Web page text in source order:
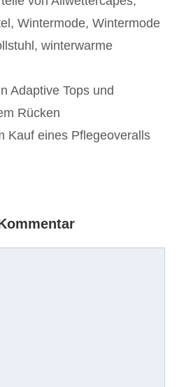
, Wintermode, Wintermode
, winterwarme
Adaptive Tops und
Rücken
Kauf eines Pflegeoveralls